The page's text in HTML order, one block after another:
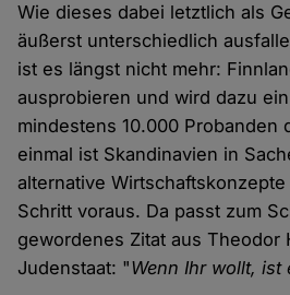
Wie dieses dabei letztlich als
äußerst unterschiedlich
ist es längst nicht mehr:
ausprobieren und wird dazu
mindestens 10.000 Probanden
einmal ist Skandinavien in
alternative
Schritt voraus. Da passt zum
gewordenes Zitat aus Theodor
Judenstaat: "Wenn Ihr wollt, ist